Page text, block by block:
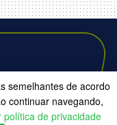
semelhantes de acordo
continuar navegando,
política de privacidade